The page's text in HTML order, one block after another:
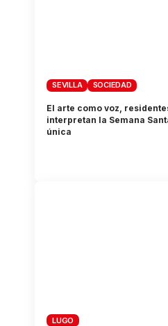
SEVILLA SOCIEDAD
El arte como voz,
interpretan la Semana
única
LUGO